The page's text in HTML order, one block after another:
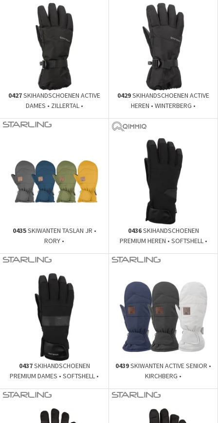
0427SKIHANDSCHOENEN ACTIVE
DAMES • ZILLERTAL •
0429SKIHANDSCHOENEN ACTIVE
HEREN • WINTERBERG •
0435SKIWANTEN TASLAN JR •
RORY •
0436SKIHANDSCHOENEN
PREMIUM HEREN • SOFTSHELL •
0437SKIHANDSCHOENEN
PREMIUM DAMES • SOFTSHELL •
0439SKIWANTEN ACTIVE SENIOR •
KIRCHBERG •